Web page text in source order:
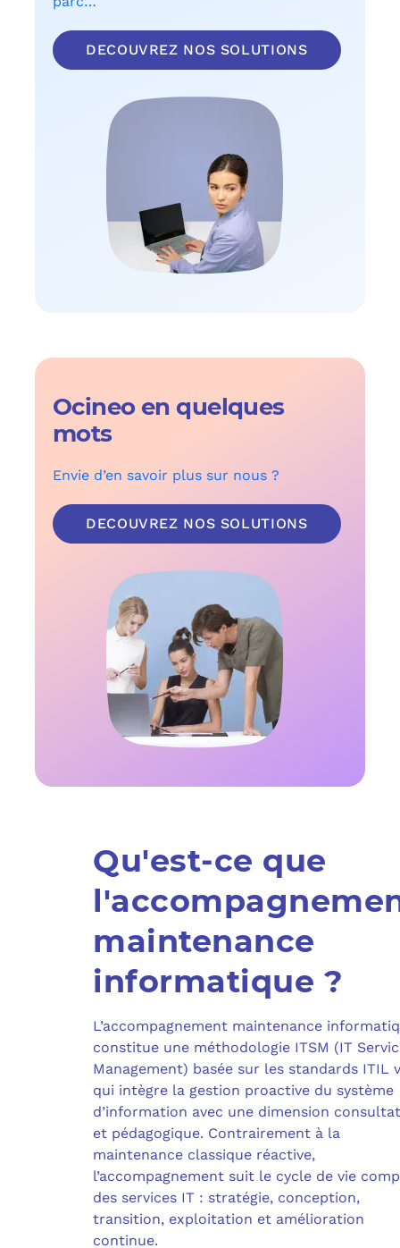
DECOUVREZ NOS SOLUTIONS
Ocineo en quelques
mots
Envie d’en savoir plus sur nous ?
DECOUVREZ NOS SOLUTIONS
Qu'est-ce que
maintenance
informatique ?
L’accompagnement maintenance
constitue une méthodologie ITSM (IT
Management) basée sur les standards ITIL
qui intègre la gestion proactive du système
d’information avec une dimension
et pédagogique. Contrairement à la
maintenance classique réactive,
l’accompagnement suit le cycle de vie
des services IT : stratégie, conception,
transition, exploitation et amélioration
continue.